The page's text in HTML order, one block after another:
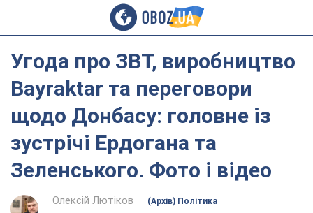
Угода про ЗВТ, виробництво
Bayraktar та переговори
щодо Донбасу: головне із
зустрічі Ердогана та
Зеленського. Фото і відео
Олексій Лютіков
(Архів) Політика